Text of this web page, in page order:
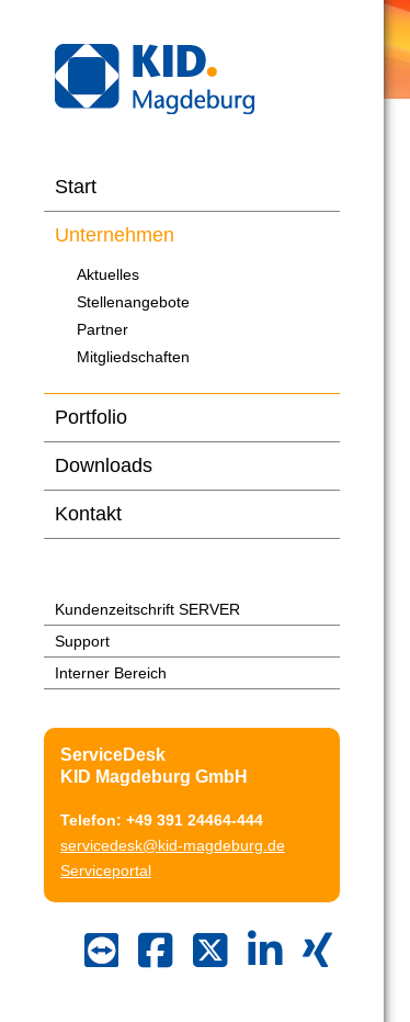
Start
Unternehmen
Aktuelles
Stellenangebote
Partner
Mitgliedschaften
Portfolio
Downloads
Kontakt
Kundenzeitschrift SERVER
Support
Interner Bereich
ServiceDesk
KID Magdeburg GmbH
Telefon: +49 391 24464-444
servicedesk@kid-magdeburg.de
Serviceportal